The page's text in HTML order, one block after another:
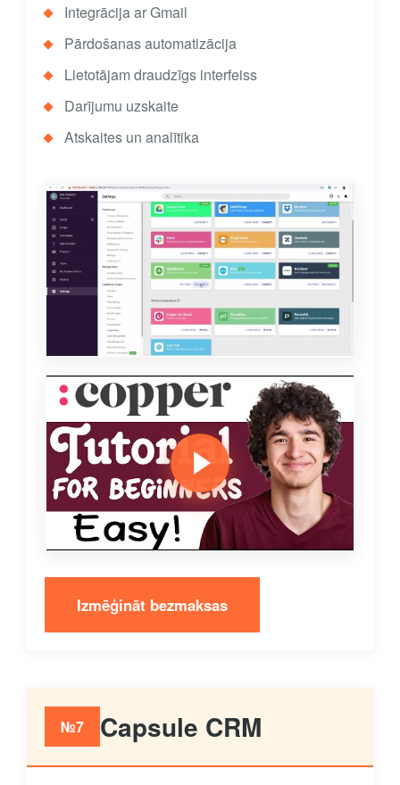
Integrācija ar Gmail
Pārdošanas automatizācija
Lietotājam draudzīgs interfeiss
Darījumu uzskaite
Atskaites un analītika
Izmēģināt bezmaksas
№7 Capsule CRM